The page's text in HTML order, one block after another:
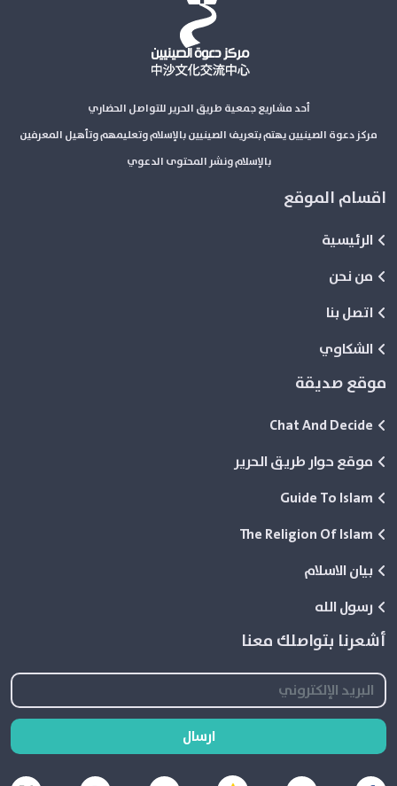
أحد مشاريع جمعية طريق الحرير للتواصل الحضاري
مركز دعوة الصينيين يهتم بتعريف الصينيين بالإسلام وتعليمهم وتأهيل المعرفين
بالإسلام ونشر المحتوى الدعوي
اقسام الموقع
الرئيسية
من نحن
اتصل بنا
الشكاوي
موقع صديقة
Chat And Decide
موقع حوار طريق الحرير
Guide To Islam
The Religion Of Islam
بيان الاسلام
رسول الله
أشعرنا بتواصلك معنا
ارسال